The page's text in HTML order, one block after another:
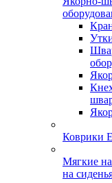
Коврики
Мягкие
на